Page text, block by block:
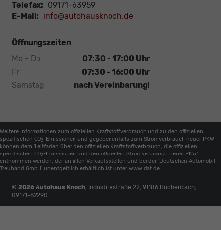
Telefax: 09171-63959
E-Mail: info@autohausknoch.de
Öffnungszeiten
Mo - Do
07:30 - 17:00 Uhr
Fr
07:30 - 16:00 Uhr
Samstag
nach Vereinbarung!
Weitere Informationen zum offiziellen Kraftstoffverbrauch und zu den offiziellen
spezifischen CO2 -Emissionen und gegebenenfalls zum Stromverbrauch neuer PKW
können dem 'Leitfaden über den offiziellen Kraftstoffverbrauch, die offiziellen
spezifischen CO2 -Emissionen und den offiziellen Stromverbrauch neuer PKW'
entnommen werden, der an allen Verkaufsstellen und bei der 'Deutschen Automobil
Treuhand GmbH' unentgeltlich erhältlich ist unter www.dat.de.
© 2026 Autohaus Knoch, Industriestraße 22, 91186 Büchenbach,
09171-62290